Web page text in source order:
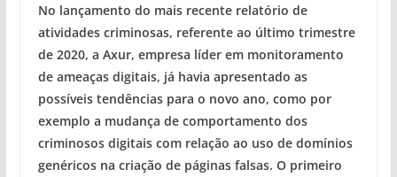
No lançamento do mais recente relatório de
atividades criminosas, referente ao último trimestre
de 2020, a Axur, empresa líder em monitoramento
de ameaças digitais, já havia apresentado as
possíveis tendências para o novo ano, como por
exemplo a mudança de comportamento dos
criminosos digitais com relação ao uso de domínios
genéricos na criação de páginas falsas. O primeiro